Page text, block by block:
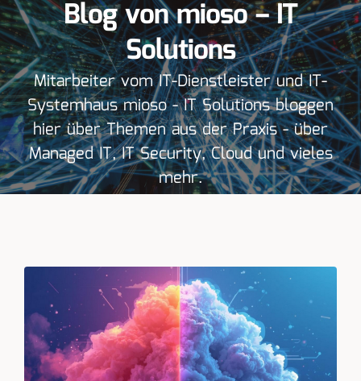
Blog von mioso – IT
Solutions
Mitarbeiter vom IT-Dienstleister und IT-
Systemhaus mioso - IT Solutions bloggen
hier über Themen aus der Praxis - über
Managed IT, IT Security, Cloud und vieles
mehr.